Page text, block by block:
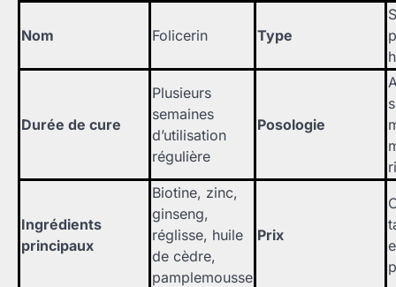
Nom Folicerin Type
Durée de cure
Plusieurs
semaines
d’utilisation
régulière
Posologie
Ingrédients
principaux
Biotine, zinc,
ginseng,
réglisse, huile
de cèdre,
pamplemousse
Prix